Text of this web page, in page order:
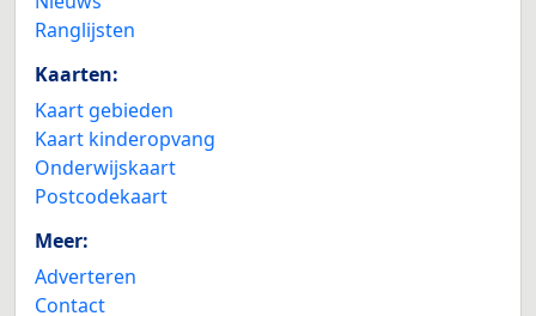
Ranglijsten
Kaarten:
Kaart gebieden
Kaart kinderopvang
Onderwijskaart
Postcodekaart
Meer:
Adverteren
Contact